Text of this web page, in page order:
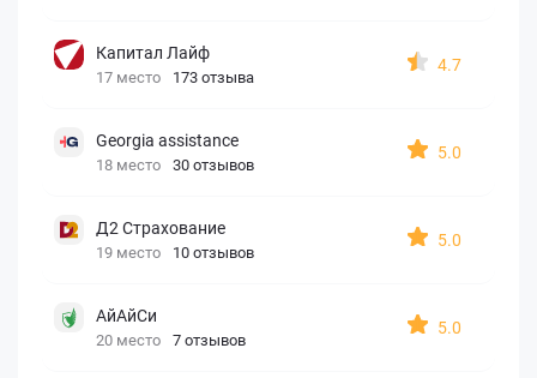
Капитал Лайф
17 место 173 отзыва
4.7
Georgia assistance
18 место 30 отзывов
5.0
Д2 Страхование
19 место 10 отзывов
5.0
АйАйСи
20 место 7 отзывов
5.0